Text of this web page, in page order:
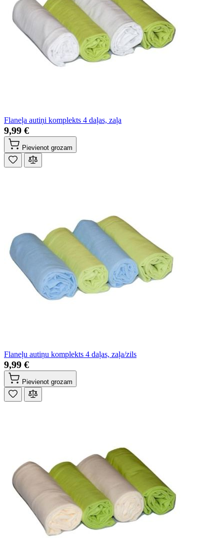
Flaneļa autiņi komplekts 4 daļas, zaļa
9,99 €
Pievienot grozam
Flaneļu autiņu komplekts 4 daļas, zaļa/zils
9,99 €
Pievienot grozam